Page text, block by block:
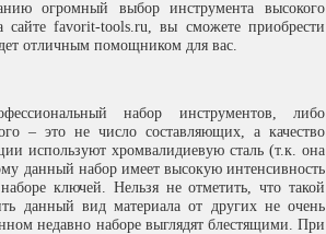
огромный выбор инструмента высокого
сайте favorit-tools.ru, вы сможете приобрести
отличным помощником для вас.
набор инструментов, либо
– это не число составляющих, а качество
используют хромвалидиевую сталь (т.к. она
данный набор имеет высокую интенсивность
ключей. Нельзя не отметить, что такой
данный вид материала от других не очень
недавно наборе выглядят блестящими. При